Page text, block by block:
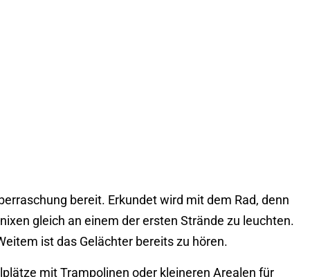
bereit. Erkundet wird mit dem Rad, denn
gleich an einem der ersten Strände zu leuchten.
ist das Gelächter bereits zu hören.
mit Trampolinen oder kleineren Arealen für